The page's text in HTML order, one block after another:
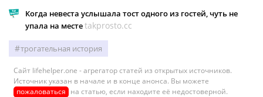
Когда невеста услышала тост одного из гостей, чуть не
упала на местеtakprosto.cc
трогательная история
Сайт lifehelper.one - агрегатор статей из открытых источников.
Источник указан в начале и в конце анонса. Вы можете
пожаловаться на статью, если находите её недостоверной.